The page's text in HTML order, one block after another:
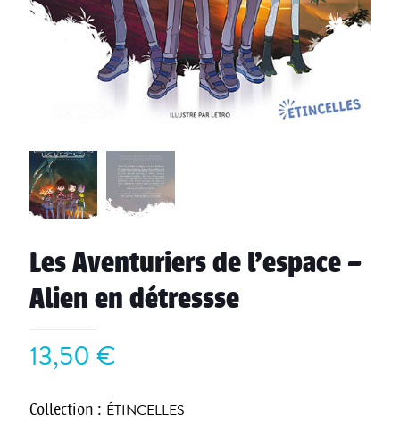
Les Aventuriers de l’espace –
Alien en détressse
13,50 €
Collection : ÉTINCELLES